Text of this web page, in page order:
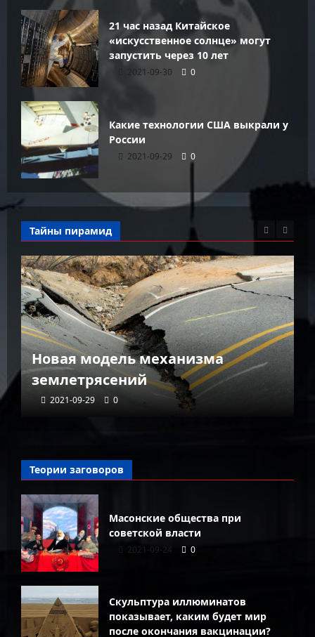
21 час назад Китайское
«искусственное солнце» могут
запустить через 10 лет
2021-09-30 0
Какие технологии США выкрали у
России
2021-09-29 0
Тайны пирамид
Новая модель механизма
землетрясений
2021-09-29 0
Теории заговоров
Масонские общества при
советской власти
2021-09-24 0
Скульптура иллюминатов
показывает, каким будет мир
после окончания вакцинации?